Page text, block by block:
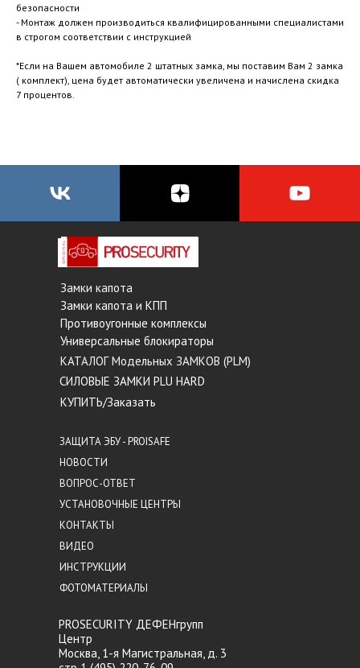
безопасности
- Монтаж должен производиться квалифицированными специалистами
в строгом соответствии с инструкцией
*Если на Вашем автомобиле 2 штатных замка, мы поставим Вам 2 замка
( комплект), цена будет автоматически увеличена и начислена скидка
7 процентов.
Замки капота
Замки капота и КПП
Противоугонные комплексы
Универсальные блокираторы
КАТАЛОГ Модельных ЗАМКОВ (PLM)
СИЛОВЫЕ ЗАМКИ PLU HARD
ЗАЩИТА ЭБУ - PROISAFE
НОВОСТИ
ВОПРОС-ОТВЕТ
УСТАНОВОЧНЫЕ ЦЕНТРЫ
КОНТАКТЫ
ВИДЕО
ИНСТРУКЦИИ
ФОТОМАТЕРИАЛЫ
PROSECURITY ДЕФЕНгрупп
Центр
Москва, 1-я Магистральная, д. 3
КУПИТЬ/Заказать